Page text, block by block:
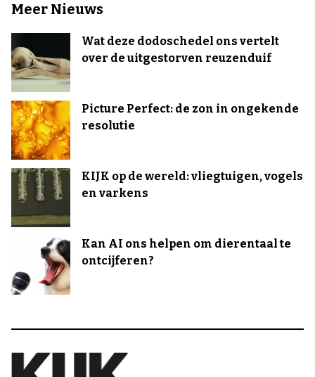
Meer Nieuws
Wat deze dodoschedel ons vertelt
over de uitgestorven reuzenduif
Picture Perfect: de zon in ongekende
resolutie
KIJK op de wereld: vliegtuigen, vogels
en varkens
Kan AI ons helpen om dierentaal te
ontcijferen?